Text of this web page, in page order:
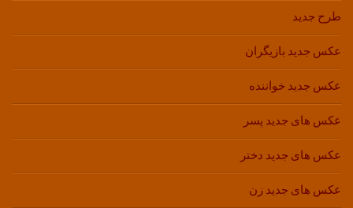
طرح جدید
عکس جدید بازیگران
عکس جدید خواننده
عکس های جدید پسر
عکس های جدید دختر
عکس های جدید زن